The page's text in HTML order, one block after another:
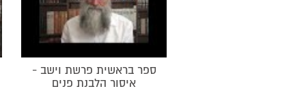
ספר בראשית פרשת וישב -
איסור הלבנת פנים